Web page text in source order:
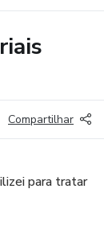
Compartilhar
para tratar